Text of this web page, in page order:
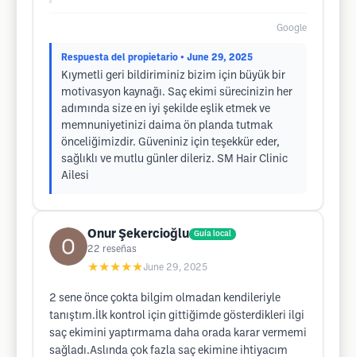
Google
Respuesta del propietario • June 29, 2025
Kıymetli geri bildiriminiz bizim için büyük bir
motivasyon kaynağı. Saç ekimi sürecinizin her
adımında size en iyi şekilde eşlik etmek ve
memnuniyetinizi daima ön planda tutmak
önceliğimizdir. Güveniniz için teşekkür eder,
sağlıklı ve mutlu günler dileriz. SM Hair Clinic
Ailesi
Onur Şekercioğlu Guía local
22 reseñas
★★★★★June 29, 2025
2 sene önce çokta bilgim olmadan kendileriyle
tanıştım.İlk kontrol için gittiğimde gösterdikleri ilgi
saç ekimini yaptırmama daha orada karar vermemi
sağladı.Aslında çok fazla saç ekimine ihtiyacım